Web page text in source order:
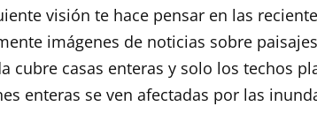
visión te hace pensar en las
imágenes de noticias sobre
cubre casas enteras y solo los techos
enteras se ven afectadas por las